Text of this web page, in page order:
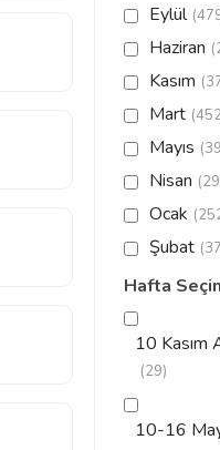
Eylül
Haziran
Kasım
Mart
Mayıs
Nisan
Ocak
Şubat
Hafta
10 Kasım
(29)
10-16